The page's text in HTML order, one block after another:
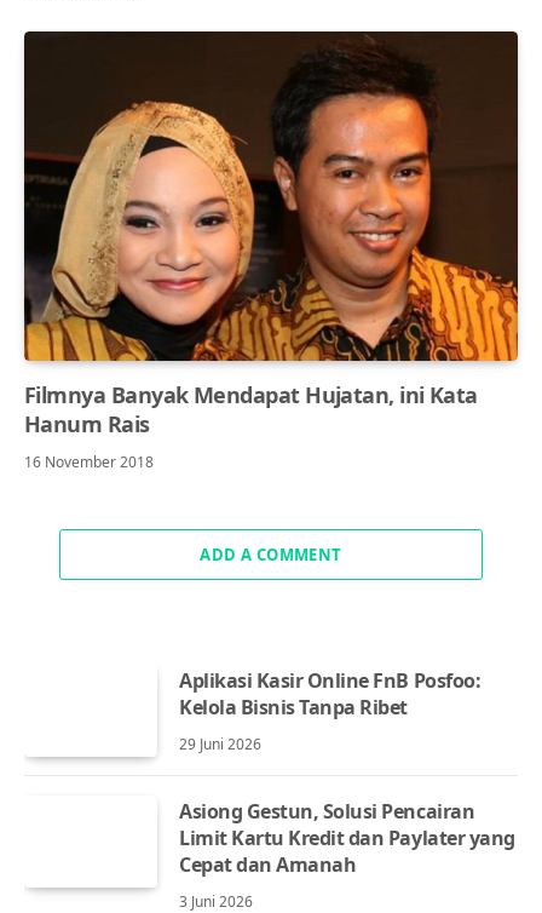
Filmnya Banyak Mendapat Hujatan, ini Kata
Hanum Rais
16 November 2018
ADD A COMMENT
Aplikasi Kasir Online FnB Posfoo:
Kelola Bisnis Tanpa Ribet
29 Juni 2026
Asiong Gestun, Solusi Pencairan
Limit Kartu Kredit dan Paylater yang
Cepat dan Amanah
3 Juni 2026